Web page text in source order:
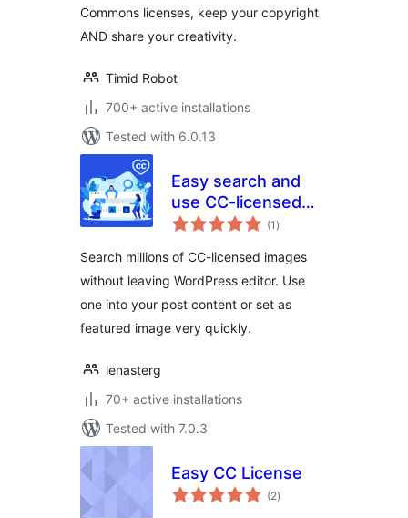
Commons licenses, keep your copyright
AND share your creativity.
Timid Robot
700+ active installations
Tested with 6.0.13
Easy search and
use CC-licensed
images
(1 total
ratings
)
Search millions of CC-licensed images
without leaving WordPress editor. Use
one into your post content or set as
featured image very quickly.
lenasterg
70+ active installations
Tested with 7.0.3
Easy CC License
(2total
ratings
)